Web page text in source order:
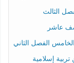
الثالث
عاشر
الفصل الثاني
إسلامية